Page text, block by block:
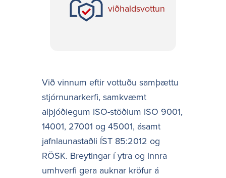
viðhaldsvottun
Við vinnum eftir vottuðu samþættu
stjórnunarkerfi, samkvæmt
alþjóðlegum ISO-stöðlum ISO 9001,
14001, 27001 og 45001, ásamt
jafnlaunastaðli ÍST 85:2012 og
RÖSK. Breytingar í ytra og innra
umhverfi gera auknar kröfur á